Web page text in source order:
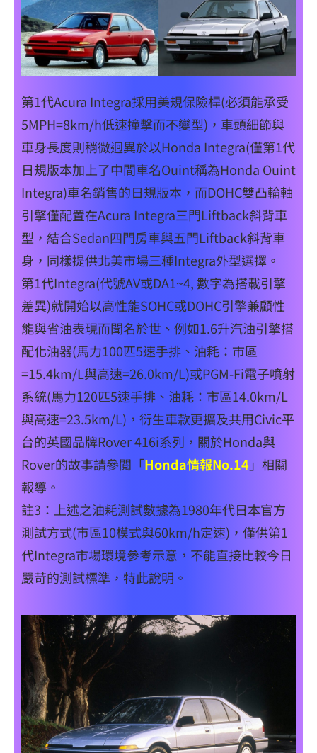
第1代Acura Integra採用美規保險桿(必須能承受
5MPH=8km/h低速撞擊而不變型)，車頭細節與
車身長度則稍微迥異於以Honda Integra(僅第1代
日規版本加上了中間車名Ouint稱為Honda Ouint
Integra)車名銷售的日規版本，而DOHC雙凸輪軸
引擎僅配置在Acura Integra三門Liftback斜背車
型，結合Sedan四門房車與五門Liftback斜背車
身，同樣提供北美市場三種Integra外型選擇。
第1代Integra(代號AV或DA1~4, 數字為搭載引擎
差異)就開始以高性能SOHC或DOHC引擎兼顧性
能與省油表現而聞名於世、例如1.6升汽油引擎搭
配化油器(馬力100匹5速手排、油耗：市區
=15.4km/L與高速=26.0km/L)或PGM-Fi電子噴射
系統(馬力120匹5速手排、油耗：市區14.0km/L
與高速=23.5km/L)，衍生車款更擴及共用Civic平
台的英國品牌Rover 416i系列，關於Honda與
Rover的故事請參閱「Honda情報No.14」相關
報導。
註3：上述之油耗測試數據為1980年代日本官方
測試方式(市區10模式與60km/h定速)，僅供第1
代Integra市場環境參考示意，不能直接比較今日
嚴苛的測試標準，特此說明。